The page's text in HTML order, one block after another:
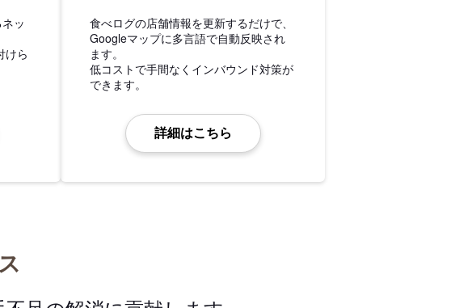
ッ
けら
食べログの店舗情報を更新するだけで、
Googleマップに多言語で自動反映され
ます。
低コストで手間なくインバウンド対策が
できます。
詳細はこちら